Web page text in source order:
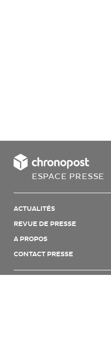
ESPACE PRESSE
ACTUALITÉS
REVUE DE PRESSE
A PROPOS
CONTACT PRESSE